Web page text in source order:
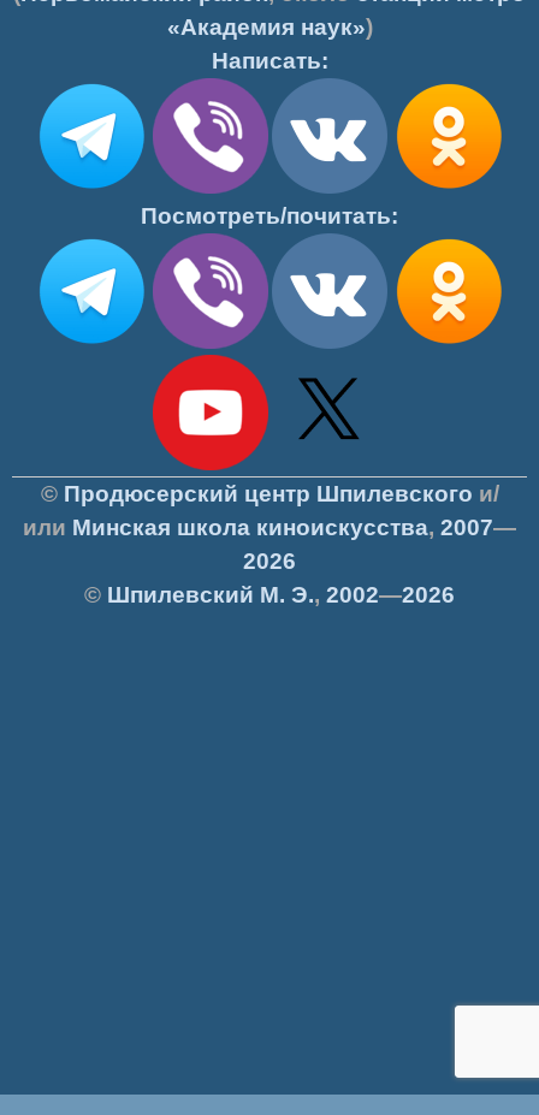
«Академия наук»)
Написать:
Посмотреть/почитать:
© Продюсерский центр Шпилевского и/
или Минская школа киноискусства, 2007—
2026
© Шпилевский М. Э., 2002—2026